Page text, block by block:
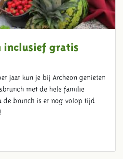
inclusief gratis
jaar kun je bij Archeon genieten
met de hele familie
de brunch is er nog volop tijd